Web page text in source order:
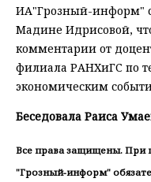
ИА"Грозный-информ"
Мадине Идрисовой,
комментарии от
филиала РАНХиГС по
экономическим
Беседовала Раиса
Все права защищены. При
"Грозный-информ"